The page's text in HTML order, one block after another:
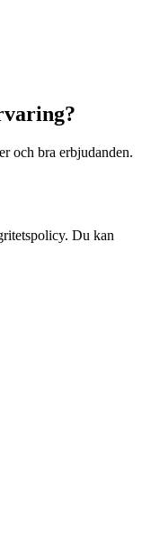
Allt sker
installera något i
och bra erbjudanden.
Du kan